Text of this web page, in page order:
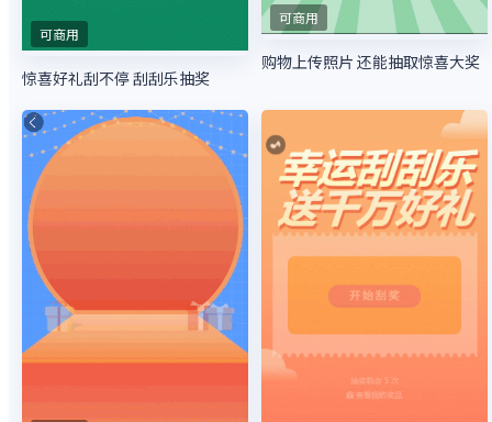
可商用
惊喜好礼刮不停 刮刮乐抽奖
可商用
购物上传照片 还能抽取惊喜大奖